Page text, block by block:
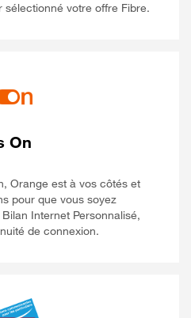
sélectionné votre offre Fibre.
On
Orange est à vos côtés et
pour que vous soyez
Internet Personnalisé,
de connexion.